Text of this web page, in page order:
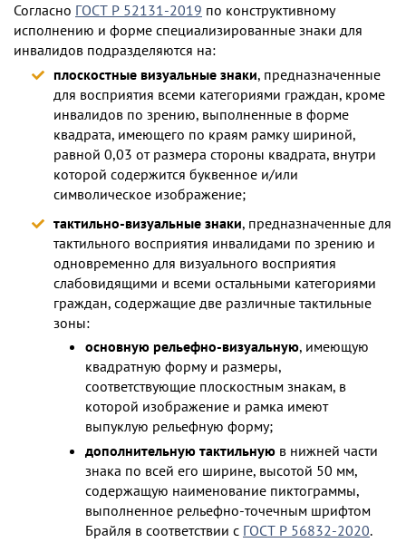
Согласно ГОСТ Р 52131-2019 по конструктивному
исполнению и форме специализированные знаки для
инвалидов подразделяются на:
плоскостные визуальные знаки, предназначенные
для восприятия всеми категориями граждан, кроме
инвалидов по зрению, выполненные в форме
квадрата, имеющего по краям рамку шириной,
равной 0,03 от размера стороны квадрата, внутри
которой содержится буквенное и/или
символическое изображение;
тактильно-визуальные знаки, предназначенные для
тактильного восприятия инвалидами по зрению и
одновременно для визуального восприятия
слабовидящими и всеми остальными категориями
граждан, содержащие две различные тактильные
зоны:
основную рельефно-визуальную, имеющую
квадратную форму и размеры,
соответствующие плоскостным знакам, в
которой изображение и рамка имеют
выпуклую рельефную форму;
дополнительную тактильную в нижней части
знака по всей его ширине, высотой 50 мм,
содержащую наименование пиктограммы,
выполненное рельефно-точечным шрифтом
Брайля в соответствии с ГОСТ Р 56832-2020.